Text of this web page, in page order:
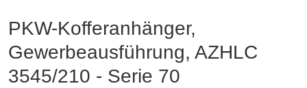
PKW-Kofferanhänger,
Gewerbeausführung, AZHLC
3545/210 - Serie 70